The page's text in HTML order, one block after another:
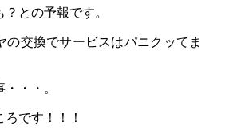
との予報です。
の交換でサービスはパニクッてま
・・。
です！！！